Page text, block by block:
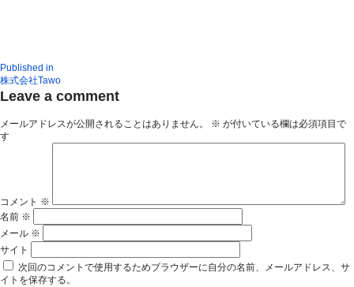
Published in
株式会社Tawo
Leave a comment
メールアドレスが公開されることはありません。 ※ が付いている欄は必須項目で
す
コメント ※
名前 ※
メール ※
サイト
次回のコメントで使用するためブラウザーに自分の名前、メールアドレス、サ
イトを保存する。